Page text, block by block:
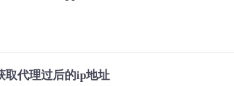
取代理过后的ip地址